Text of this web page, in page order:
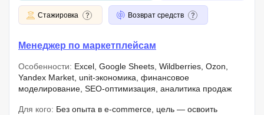
Стажировка Возврат средств
Менеджер по маркетплейсам
Особенности: Excel, Google Sheets, Wildberries, Ozon,
Yandex Market, unit-экономика, финансовое
моделирование, SEO-оптимизация, аналитика продаж
Для кого: Без опыта в e-commerce, цель — освоить